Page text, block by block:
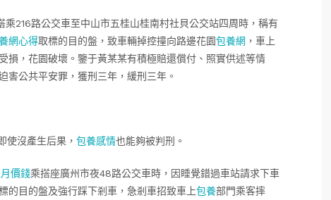
乘216路公交車至中山市五桂山桂南村社貝公交站四周時，稱有
網心得取標的目的盤，致車輛掉控撞向路邊花園包養網 ，車上
損，花園破壞。鑒于黃某某有積極賠還償付、照實供述等情
害公共平安罪，獲刑三年，緩刑三年。
使沒產生后果， 包養感情也能夠被判刑。
價錢乘搭座廣州市夜48路公交車時，因睡覺錯過車站請求下車
的目的盤及強行踩下剎車，急剎車招致車上包養部門乘客摔